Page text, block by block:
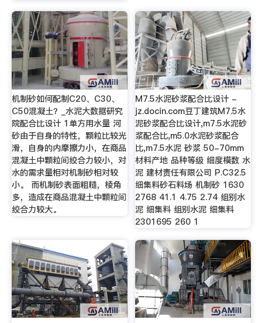
机制砂如何配制C20、C30、
C50混凝土？_水泥大数据研究
院配合比设计 1单方用水量 河
砂由于自身的特性，颗粒比较光
滑，自身的内摩擦力小，在商品
混凝土中颗粒间绞合力较小，对
水的需求量相对机制砂相对较
小。 而机制砂表面粗糙，棱角
多，造成在商品混凝土中颗粒间
绞合力较大。
M7.5水泥砂浆配合比设计 -
jz.docin.com豆丁建筑M7.5水
泥砂浆配合比设计,m7.5水泥砂
浆配合比,m5.0水泥砂浆配合
比,m7.5水泥 砂浆 50-70mm
材料产地 品种等级 细度模数 水
泥 建材责任有限公司 P.C32.5
细集料砂石料场 机制砂 1630
2768 41.1 4.75 2.74 组别水
泥 细集料 组别水泥 细集料
2301695 260 1